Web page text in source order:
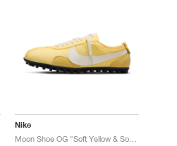
Nike